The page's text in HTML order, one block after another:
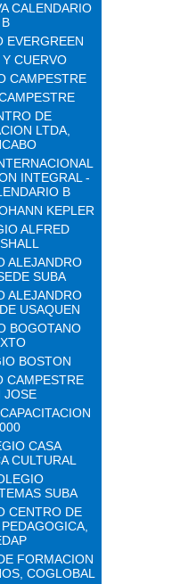
CALENDARIO
B
EVERGREEN
CUERVO
CAMPESTRE
DE
LTDA,
INTEGRAL -
B
KEPLER
ALFRED
ALEJANDRO
SUBA
ALEJANDRO
USAQUEN
BOGOTANO
BOSTON
CAMPESTRE
JOSE
CASA
CULTURAL
SUBA
CENTRO DE
FORMACION
COGLOBAL